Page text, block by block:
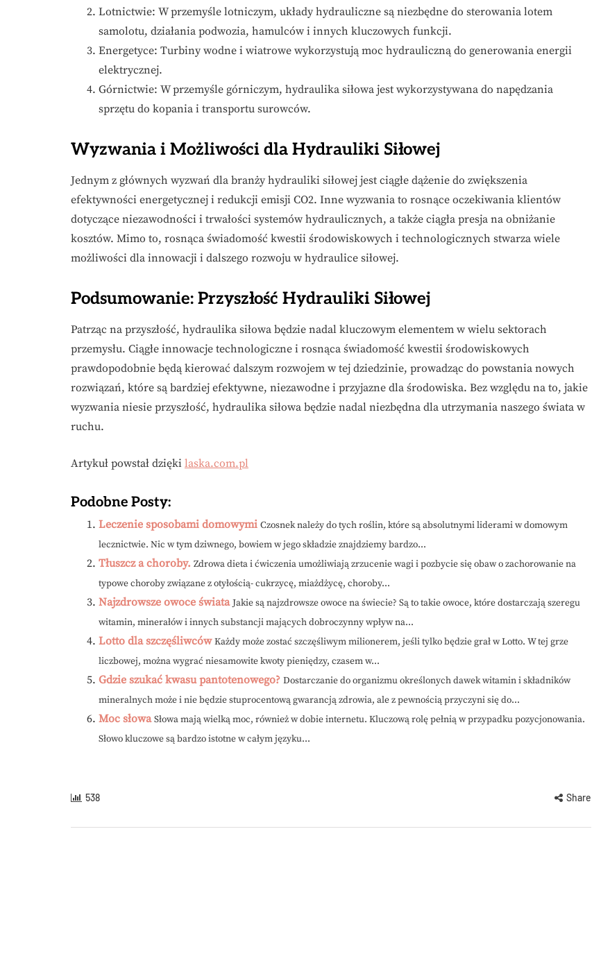
Lotnictwie: W przemyśle lotniczym, układy hydrauliczne są niezbędne do sterowania lotem
samolotu, działania podwozia, hamulców i innych kluczowych funkcji.
Energetyce: Turbiny wodne i wiatrowe wykorzystują moc hydrauliczną do generowania energii
elektrycznej.
Górnictwie: W przemyśle górniczym, hydraulika siłowa jest wykorzystywana do napędzania
sprzętu do kopania i transportu surowców.
Wyzwania i Możliwości dla Hydrauliki Siłowej
Jednym z głównych wyzwań dla branży hydrauliki siłowej jest ciągłe dążenie do zwiększenia
efektywności energetycznej i redukcji emisji CO2. Inne wyzwania to rosnące oczekiwania klientów
dotyczące niezawodności i trwałości systemów hydraulicznych, a także ciągła presja na obniżanie
kosztów. Mimo to, rosnąca świadomość kwestii środowiskowych i technologicznych stwarza wiele
możliwości dla innowacji i dalszego rozwoju w hydraulice siłowej.
Podsumowanie: Przyszłość Hydrauliki Siłowej
Patrząc na przyszłość, hydraulika siłowa będzie nadal kluczowym elementem w wielu sektorach
przemysłu. Ciągłe innowacje technologiczne i rosnąca świadomość kwestii środowiskowych
prawdopodobnie będą kierować dalszym rozwojem w tej dziedzinie, prowadząc do powstania nowych
rozwiązań, które są bardziej efektywne, niezawodne i przyjazne dla środowiska. Bez względu na to, jakie
wyzwania niesie przyszłość, hydraulika siłowa będzie nadal niezbędna dla utrzymania naszego świata w
ruchu.
Artykuł powstał dzięki laska.com.pl
Podobne Posty:
Leczenie sposobami domowymi Czosnek należy do tych roślin, które są absolutnymi liderami w domowym
lecznictwie. Nic w tym dziwnego, bowiem w jego składzie znajdziemy bardzo...
Tłuszcz a choroby. Zdrowa dieta i ćwiczenia umożliwiają zrzucenie wagi i pozbycie się obaw o zachorowanie na
typowe choroby związane z otyłością- cukrzycę, miażdżycę, choroby...
Najzdrowsze owoce świata Jakie są najzdrowsze owoce na świecie? Są to takie owoce, które dostarczają szeregu
witamin, minerałów i innych substancji mających dobroczynny wpływ na...
Lotto dla szczęśliwców Każdy może zostać szczęśliwym milionerem, jeśli tylko będzie grał w Lotto. W tej grze
liczbowej, można wygrać niesamowite kwoty pieniędzy, czasem w...
Gdzie szukać kwasu pantotenowego? Dostarczanie do organizmu określonych dawek witamin i składników
mineralnych może i nie będzie stuprocentową gwarancją zdrowia, ale z pewnością przyczyni się do...
Moc słowa Słowa mają wielką moc, również w dobie internetu. Kluczową rolę pełnią w przypadku pozycjonowania.
Słowo kluczowe są bardzo istotne w całym języku...
538 Share